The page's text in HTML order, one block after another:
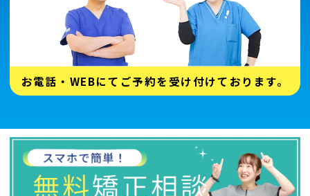
お電話・WEBにてご予約を受け付けております。